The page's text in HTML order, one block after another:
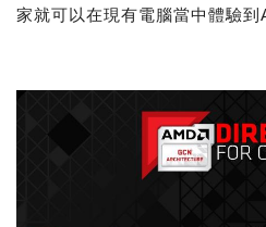
家就可以在現有電腦當中體驗到